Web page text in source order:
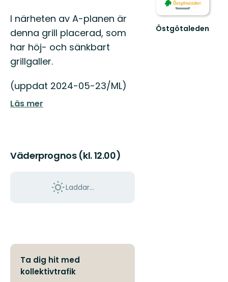
I närheten av A-planen är
denna grill placerad, som
har höj- och sänkbart
grillgaller.
(uppdat 2024-05-23/ML)
Läs mer
Väderprognos (kl. 12.00)
Laddar...
Ta dig hit med
kollektivtrafik
Östgötaleden